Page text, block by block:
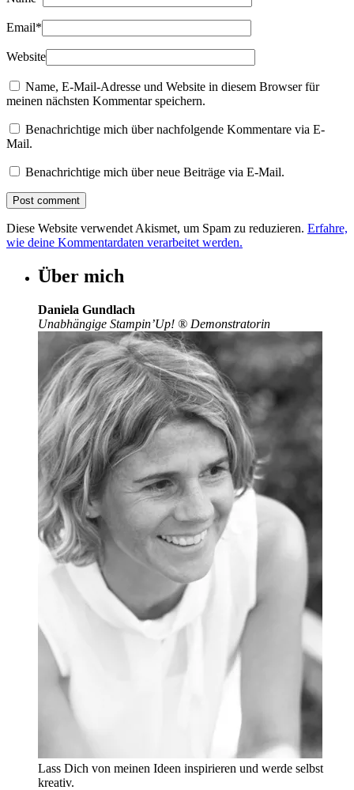
Email*
Website
Name, E-Mail-Adresse und Website in diesem Browser für
meinen nächsten Kommentar speichern.
Benachrichtige mich über nachfolgende Kommentare via E-
Mail.
Benachrichtige mich über neue Beiträge via E-Mail.
Diese Website verwendet Akismet, um Spam zu reduzieren. Erfahre,
wie deine Kommentardaten verarbeitet werden.
Über mich
Daniela Gundlach
Unabhängige Stampin’Up! ® Demonstratorin
Lass Dich von meinen Ideen inspirieren und werde selbst
kreativ.